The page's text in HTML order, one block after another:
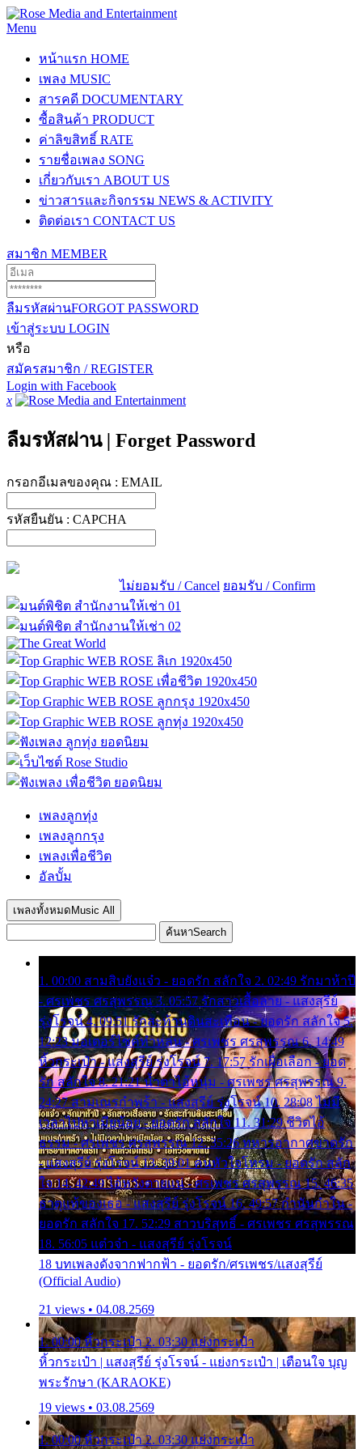
Menu
หน้าแรก HOME
เพลง MUSIC
สารคดี DOCUMENTARY
ซื้อสินค้า PRODUCT
ค่าลิขสิทธิ์ RATE
รายชื่อเพลง SONG
เกี่ยวกับเรา ABOUT US
ข่าวสารและกิจกรรม NEWS & ACTIVITY
ติดต่อเรา CONTACT US
สมาชิก MEMBER
ลืมรหัสผ่านFORGOT PASSWORD
เข้าสู่ระบบ LOGIN
หรือ
สมัครสมาชิก / REGISTER
Login with Facebook
x
ลืมรหัสผ่าน | Forget Password
กรอกอีเมลของคุณ : EMAIL
รหัสยืนยัน : CAPCHA
ไม่ยอมรับ / Cancel ยอมรับ / Confirm
เพลงลูกทุ่ง
เพลงลูกกรุง
เพลงเพื่อชีวิต
อัลบั้ม
เพลงทั้งหมด Music All
ค้นหาSearch
1. 00:00 สามสิบยังแจ๋ว - ยอดรัก สลักใจ 2. 02:49 รักมาห้าปี
- ศรเพชร ศรสุพรรณ 3. 05:57 รักสาวเสื้อลาย - แสงสุรีย์
รุ่งโรจน์ 4. 09:51 รักสะท้านดินสะเทือน - ยอดรัก สลักใจ 5.
12:23 มอเตอร์ไซค์ทำหล่น - ศรเพชร ศรสุพรรณ 6. 14:49
หิ้วกระเป๋า - แสงสุรีย์ รุ่งโรจน์ 7. 17:57 รักเผื่อเลือก - ยอด
รัก สลักใจ 8. 21:21 น้ำตาไอ้หนุ่ม - ศรเพชร ศรสุพรรณ 9.
24:27 สามเณรกำพร้า - แสงสุรีย์ รุ่งโรจน์ 10. 28:08 ไม่มี
เวลาไปหาเมียน้อย - ยอดรัก สลักใจ 11. 31:29 ชีวิตไอ้
ธรรม - ศรเพชร ศรสุพรรณ 12. 35:26 ทหารอากาศขาดรัก
- แสงสุรีย์ รุ่งโรจน์ 13. 39:01 คนหัวใจโทรม - ยอดรัก สลัก
ใจ 14. 42:49 ไอ้หวังตายแน่ - ศรเพชร ศรสุพรรณ 15. 46:35
ธาตุแท้ของเธอ - แสงสุรีย์ รุ่งโรจน์ 16. 49:57 กำนันกำใน -
ยอดรัก สลักใจ 17. 52:29 สาวบริสุทธิ์ - ศรเพชร ศรสุพรรณ
18. 56:05 แต๋วจ๋า - แสงสุรีย์ รุ่งโรจน์
18 บทเพลงดังจากฟากฟ้า - ยอดรัก/ศรเพชร/แสงสุรีย์
(Official Audio)
21 views • 04.08.2569
1. 00:00 หิ้วกระเป๋า 2. 03:30 แย่งกระเป๋า
หิ้วกระเป๋า | แสงสุรีย์ รุ่งโรจน์ - แย่งกระเป๋า | เตือนใจ บุญ
พระรักษา (KARAOKE)
19 views • 03.08.2569
1. 00:00 หิ้วกระเป๋า 2. 03:30 แย่งกระเป๋า